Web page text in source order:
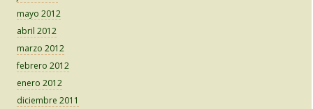
mayo 2012
abril 2012
marzo 2012
febrero 2012
enero 2012
diciembre 2011